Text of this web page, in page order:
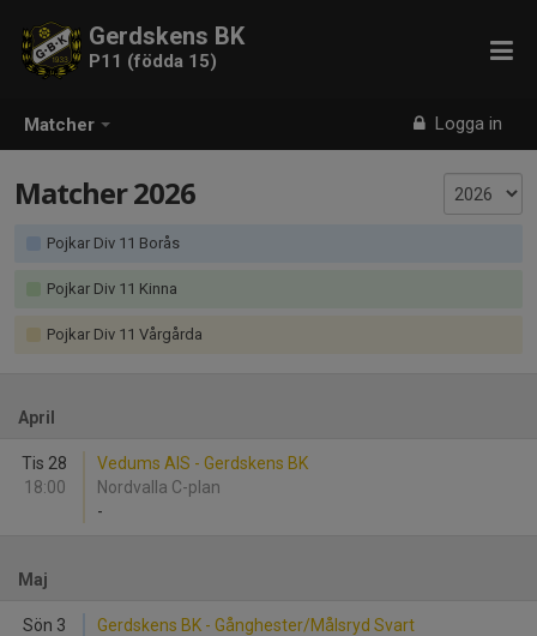
Matcher Logga in
Gerdskens BK
P11 (födda 15)
Matcher 2026
Pojkar Div 11 Borås
Pojkar Div 11 Kinna
Pojkar Div 11 Vårgårda
April
Tis 28
18:00
Vedums AIS - Gerdskens BK
Nordvalla C-plan
-
Maj
Sön 3
Gerdskens BK - Gånghester/Målsryd Svart